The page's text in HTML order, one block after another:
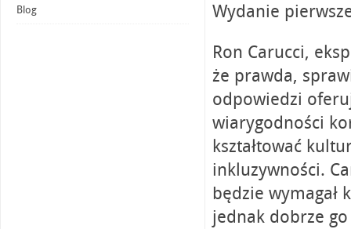
Blog
Wydanie
Ron Carucci,
że prawda,
odpowiedzi
wiarygodności
kształtować
inkluzywności.
będzie wymagał
jednak dobrze